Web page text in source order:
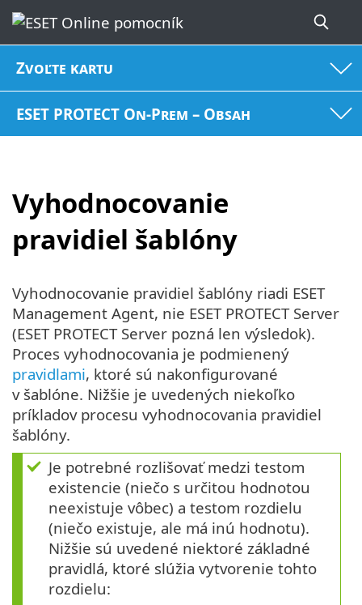
Zvoľte kartu
ESET PROTECT On-Prem – Obsah
Vyhodnocovanie
pravidiel šablóny
Vyhodnocovanie pravidiel šablóny riadi ESET
Management Agent, nie ESET PROTECT Server
(ESET PROTECT Server pozná len výsledok).
Proces vyhodnocovania je podmienený
pravidlami, ktoré sú nakonfigurované
v šablóne. Nižšie je uvedených niekoľko
príkladov procesu vyhodnocovania pravidiel
šablóny.
Je potrebné rozlišovať medzi testom
existencie (niečo s určitou hodnotou
neexistuje vôbec) a testom rozdielu
(niečo existuje, ale má inú hodnotu).
Nižšie sú uvedené niektoré základné
pravidlá, ktoré slúžia vytvorenie tohto
rozdielu: